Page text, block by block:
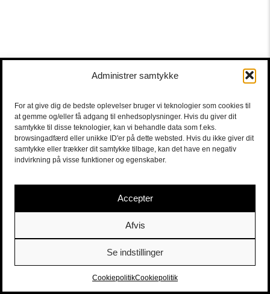
Administrer samtykke
For at give dig de bedste oplevelser bruger vi teknologier som cookies til
at gemme og/eller få adgang til enhedsoplysninger. Hvis du giver dit
samtykke til disse teknologier, kan vi behandle data som f.eks.
browsingadfærd eller unikke ID'er på dette websted. Hvis du ikke giver dit
samtykke eller trækker dit samtykke tilbage, kan det have en negativ
indvirkning på visse funktioner og egenskaber.
Accepter
Afvis
Se indstillinger
CookiepolitikCookiepolitik
Sort/Hvid | Staldgade 26-30 - 1699 Købehavn V |Billetter
|billet@sort-hvid.dk